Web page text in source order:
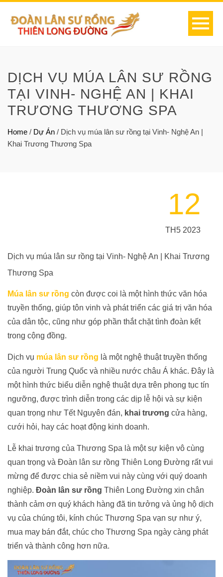
DỊCH VỤ MÚA LÂN SƯ RỒNG
TẠI VINH- NGHỆ AN | KHAI
TRƯƠNG THƯƠNG SPA
Home / Dự Án / Dịch vụ múa lân sư rồng tại Vinh- Nghệ An |
Khai Trương Thương Spa
12
TH5 2023
Dịch vụ múa lân sư rồng tại Vinh- Nghệ An | Khai Trương
Thương Spa
Múa lân sư rồng còn được coi là một hình thức văn hóa
truyền thống, giúp tôn vinh và phát triển các giá trị văn hóa
của dân tộc, cũng như góp phần thắt chặt tình đoàn kết
trong cộng đồng.
Dịch vụ múa lân sư rồng là một nghệ thuật truyền thống
của người Trung Quốc và nhiều nước châu Á khác. Đây là
một hình thức biểu diễn nghệ thuật dựa trên phong tục tín
ngưỡng, được trình diễn trong các dịp lễ hội và sự kiện
quan trọng như Tết Nguyên đán, khai trương cửa hàng,
cưới hỏi, hay các hoạt động kinh doanh.
Lễ khai trương của Thương Spa là một sự kiện vô cùng
quan trọng và Đoàn lân sư rồng Thiên Long Đường rất vui
mừng để được chia sẻ niềm vui này cùng với quý doanh
nghiệp. Đoàn lân sư rồng Thiên Long Đường xin chân
thành cảm ơn quý khách hàng đã tin tưởng và ủng hộ dịch
vụ của chúng tôi, kính chúc Thương Spa vạn sự như ý,
mua may bán đắt, chúc cho Thương Spa ngày càng phát
triển và thành công hơn nữa.